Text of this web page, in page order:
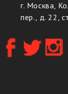
г. Москва,
пер., д. 22,